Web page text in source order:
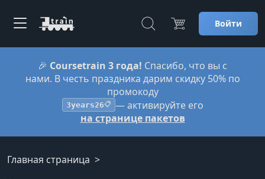
Войти
🎉 Coursetrain 3 года! Спасибо, что вы с
нами. В честь праздника дарим скидку 50% по
промокоду
3years26📋 — активируйте его
на странице пакетов
Главная страница